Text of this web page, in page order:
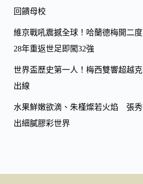
回饋母校
維京戰吼震撼全球！哈蘭德梅開二
28年重返世足即闖32強
世界盃歷史第一人！梅西雙響超越
出線
水果鮮嫩欲滴、朱槿燦若火焰 張
出細膩膠彩世界